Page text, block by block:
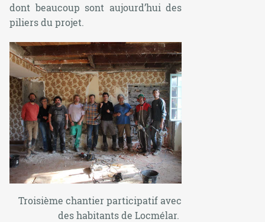
dont beaucoup sont aujourd’hui des
piliers du projet.
Troisième chantier participatif avec
des habitants de Locmélar.